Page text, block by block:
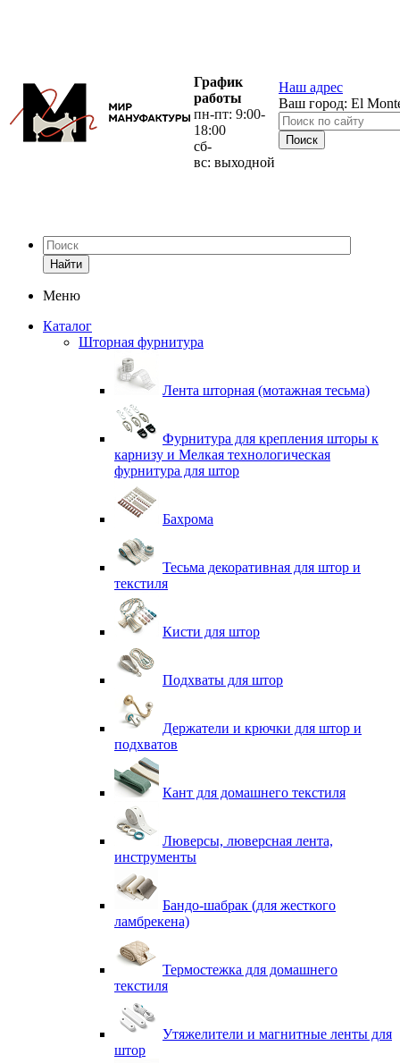
График
работы
пн-пт: 9:00-
18:00
сб-
вс: выходной
Наш адрес
Ваш город: El
Найти
Меню
Каталог
Шторная фурнитура
Лента шторная (мотажная тесьма)
Фурнитура для крепления шторы к
карнизу и Мелкая технологическая
фурнитура для штор
Бахрома
Тесьма декоративная для штор и
текстиля
Кисти для штор
Подхваты для штор
Держатели и крючки для штор и
подхватов
Кант для домашнего текстиля
Люверсы, люверсная лента,
инструменты
Бандо-шабрак (для жесткого
ламбрекена)
Термостежка для домашнего
текстиля
Утяжелители и магнитные ленты для
штор